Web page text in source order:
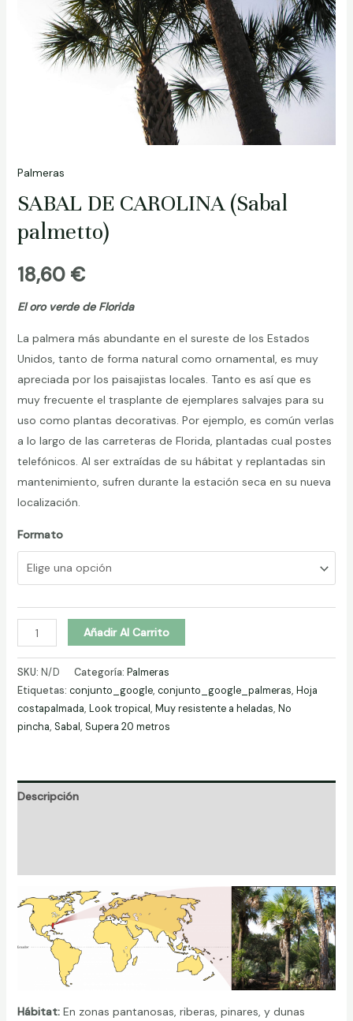
Palmeras
SABAL DE CAROLINA (Sabal
palmetto)
18,60 €
El oro verde de Florida
La palmera más abundante en el sureste de los Estados
Unidos, tanto de forma natural como ornamental, es muy
apreciada por los paisajistas locales. Tanto es así que es
muy frecuente el trasplante de ejemplares salvajes para su
uso como plantas decorativas. Por ejemplo, es común verlas
a lo largo de las carreteras de Florida, plantadas cual postes
telefónicos. Al ser extraídas de su hábitat y replantadas sin
mantenimiento, sufren durante la estación seca en su nueva
localización.
Formato
SABAL
DE
CAROLINA
(Sabal
palmetto)
cantidad
Añadir Al Carrito
SKU: N/D Categoría: Palmeras
Etiquetas: conjunto_google, conjunto_google_palmeras, Hoja
costapalmada, Look tropical, Muy resistente a heladas, No
pincha, Sabal, Supera 20 metros
Descripción
Hábitat:En zonas pantanosas, riberas, pinares, y dunas